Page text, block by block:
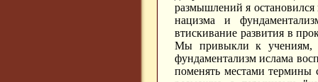
размышлений я
нацизма и
втискивание развития в
Мы привыкли к учениям,
фундаментализм ислама
поменять местами термины